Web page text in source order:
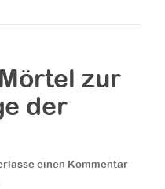
zur
der
einen Kommentar